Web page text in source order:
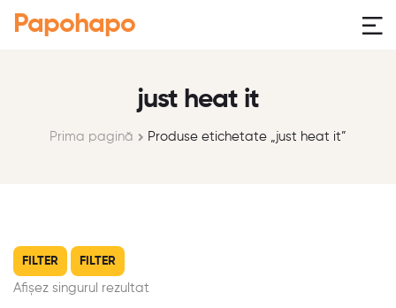
Papohapo
just heat it
Prima pagină Produse etichetate „just heat it”
FILTER FILTER
Afișez singurul rezultat